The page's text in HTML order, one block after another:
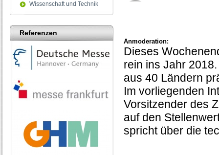
Wissenschaft und Technik
Referenzen
Anmoderation:
Dieses
rein ins Jahr
aus 40 Ländern
Im vorliegenden
Vorsitzender des
auf den
spricht über die